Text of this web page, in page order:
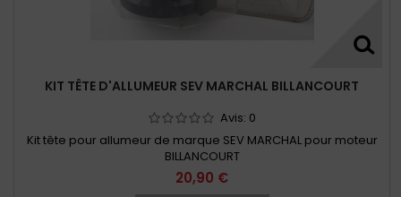
KIT TÊTE D'ALLUMEUR SEV MARCHAL BILLANCOURT
Avis: 0
Kit tête pour allumeur de marque SEV MARCHAL pour moteur
BILLANCOURT
20,90 €